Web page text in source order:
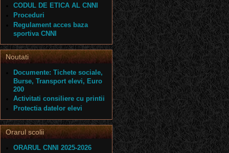
CODUL DE ETICA AL CNNI
Proceduri
Regulament acces baza
sportiva CNNI
Noutati
Documente: Tichete sociale,
Burse, Transport elevi, Euro
200
Activitati consiliere cu printii
Protectia datelor elevi
Orarul scolii
ORARUL CNNI 2025-2026